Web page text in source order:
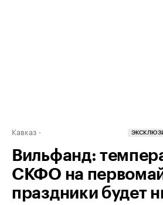
Кавказ
Вильфанд:
СКФО на
праздники будет